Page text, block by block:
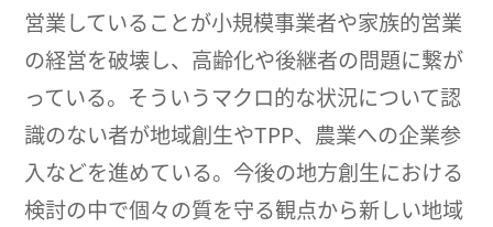
営業していることが小規模事業者や家族的営業
の経営を破壊し、高齢化や後継者の問題に繋が
っている。そういうマクロ的な状況について認
識のない者が地域創生やTPP、農業への企業参
入などを進めている。今後の地方創生における
検討の中で個々の質を守る観点から新しい地域